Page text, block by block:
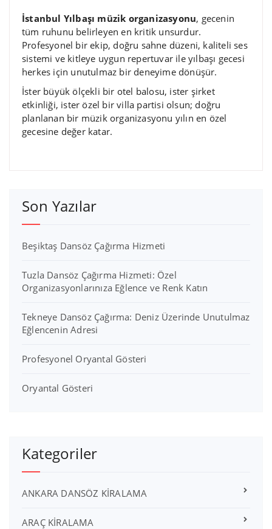
İstanbul Yılbaşı müzik organizasyonu, gecenin
tüm ruhunu belirleyen en kritik unsurdur.
Profesyonel bir ekip, doğru sahne düzeni, kaliteli ses
sistemi ve kitleye uygun repertuvar ile yılbaşı gecesi
herkes için unutulmaz bir deneyime dönüşür.
İster büyük ölçekli bir otel balosu, ister şirket
etkinliği, ister özel bir villa partisi olsun; doğru
planlanan bir müzik organizasyonu yılın en özel
gecesine değer katar.
Son Yazılar
Beşiktaş Dansöz Çağırma Hizmeti
Tuzla Dansöz Çağırma Hizmeti: Özel
Organizasyonlarınıza Eğlence ve Renk Katın
Tekneye Dansöz Çağırma: Deniz Üzerinde Unutulmaz
Eğlencenin Adresi
Profesyonel Oryantal Gösteri
Oryantal Gösteri
Kategoriler
ANKARA DANSÖZ KİRALAMA
ARAÇ KİRALAMA